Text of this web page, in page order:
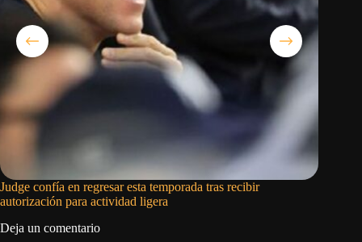
Judge confía en regresar esta temporada tras recibir
autorización para actividad ligera
Deja un comentario